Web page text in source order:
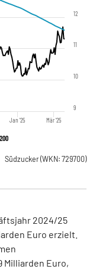
Jan '25 Mär '25
9
10
11
12
Südzucker(WKN: 729700)
2024/25
Euro erzielt.
Milliarden Euro,